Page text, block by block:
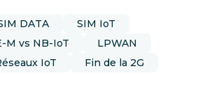
DATA
SIM IoT
M vs NB-IoT
LPWAN
IoT Fin de la 2G